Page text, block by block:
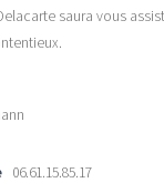
saura vous
06.61.15.85.17